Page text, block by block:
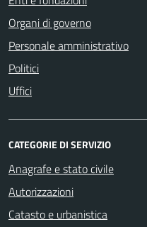
Organi di governo
Personale amministrativo
Politici
Uffici
CATEGORIE DI SERVIZIO
Anagrafe e stato civile
Autorizzazioni
Catasto e urbanistica